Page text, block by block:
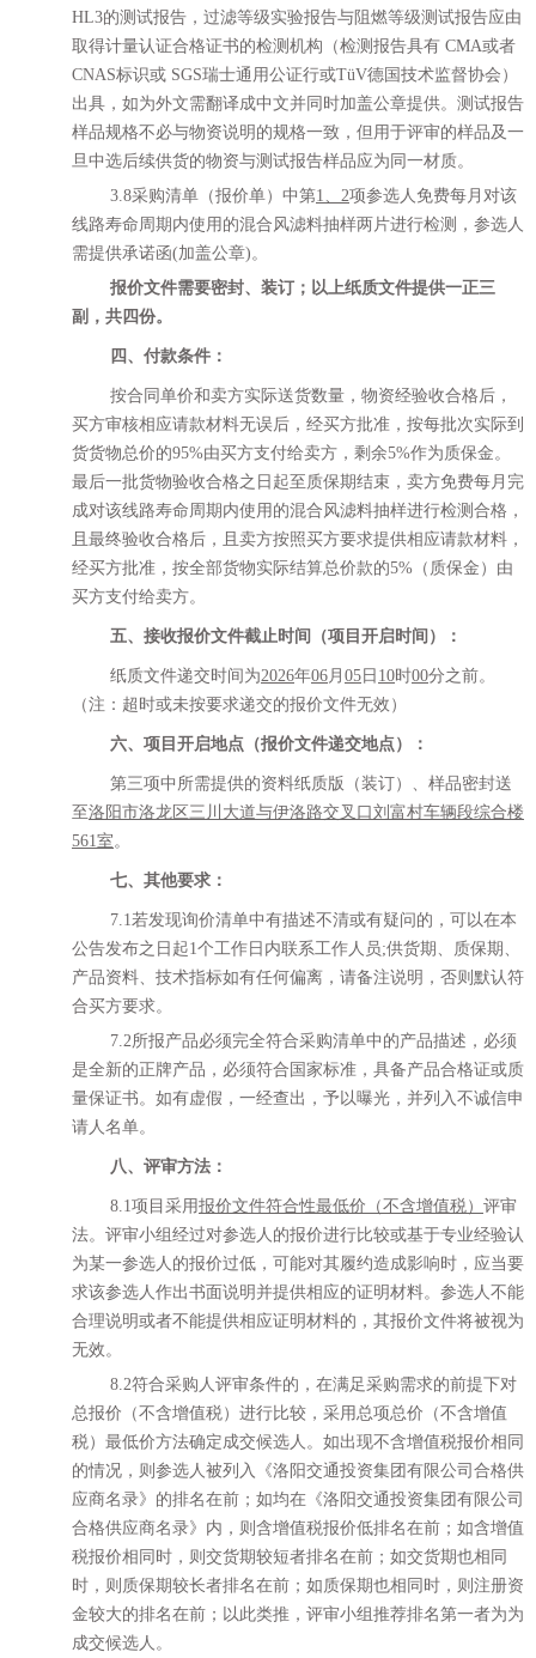
HL3的测试报告，过滤等级实验报告与阻燃等级测试报告应由
取得计量认证合格证书的检测机构（检测报告具有 CMA或者
CNAS标识或 SGS瑞士通用公证行或TüV德国技术监督协会）
出具，如为外文需翻译成中文并同时加盖公章提供。测试报告
样品规格不必与物资说明的规格一致，但用于评审的样品及一
旦中选后续供货的物资与测试报告样品应为同一材质。
3.8采购清单（报价单） 中第1、2项参选人免费每月对该
线路寿命周期内使用的混合风滤料抽样两片进行检测，参选人
需提供承诺函(加盖公章)。
报价文件需要密封、装订； 以上纸质文件提供一正三
副，共四份。
四、付款条件：
按合同单价和卖方实际送货数量，物资经验收合格后，
买方审核相应请款材料无误后，经买方批准，按每批次实际到
货货物总价的95%由买方支付给卖方，剩余5%作为质保金。
最后一批货物验收合格之日起至质保期结束，卖方免费每月完
成对该线路寿命周期内使用的混合风滤料抽样进行检测合格，
且最终验收合格后，且卖方按照买方要求提供相应请款材料，
经买方批准，按全部货物实际结算总价款的5%（质保金）由
买方支付给卖方。
五、接收报价文件截止时间（项目开启时间）：
纸质文件递交时间为2026年06 月 05 日 10时00分之前。
（注：超时或未按要求递交的报价文件无效）
六、项目开启地点（报价文件递交地点）：
第三项中所需提供的资料纸质版（装订）
样品密封送
至洛阳市洛龙区三川大道与伊洛路交叉口刘富村车辆段综合楼
561 室 。
七、其他要求：
7.1若发现询价清单中有描述不清或有疑问的，可以在本
公告发布之日起1个工作日内联系工作人员;供货期、质保期、
产品资料、技术指标如有任何偏离，请备注说明，否则默认符
合买方要求。
7.2所报产品必须完全符合采购清单中的产品描述，必须
是全新的正牌产品，必须符合国家标准，具备产品合格证或质
量保证书。如有虚假，一经查出，予以曝光，并列入不诚信申
请人名单。
八、评审方法：
8.1项目采用报价文件符合性最低价（不含增值税） 评审
法。 评审小组经过对参选人 的报价进行比较或基于专业经验认
为某一参选人 的报价过低 ， 可能对其履约造成影响时，应当要
求该参选人 作出书面说明并提供相应的证明材料。 参选人 不能
合理说明或者不能提供相应证明材料的，其报价文件将被视为
无效。
8.2符合采购人评审条件的，在满足采购需求的前提下对
总报价（不含增值税）进行比较，采用总项总价（不含增值
税）最低价方法确定成交候选人。 如出现不含增值税报价相同
的情况，则参选人被列入《洛阳交通投资集团有限公司合格供
应商名录》的排名在前；如均在《洛阳交通投资集团有限公司
合格供应商名录》内，则含增值税报价低排名在前；如含增值
税报价相同时，则交货期较短者排名在前；如交货期也相同
时，则质保期较长者排名在前；如质保期也相同时，则注册资
金较大的排名在前；以此类推，评审小组推荐排名第一者为为
成交候选人。